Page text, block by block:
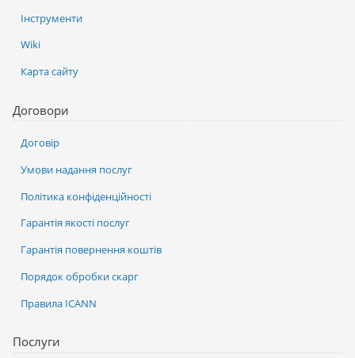
Послуги
Інструменти
Wiki
Карта сайту
Договори
Договір
Умови надання послуг
Політика конфіденційності
Гарантія якості послуг
Гарантія повернення коштів
Порядок обробки скарг
Правила ICANN